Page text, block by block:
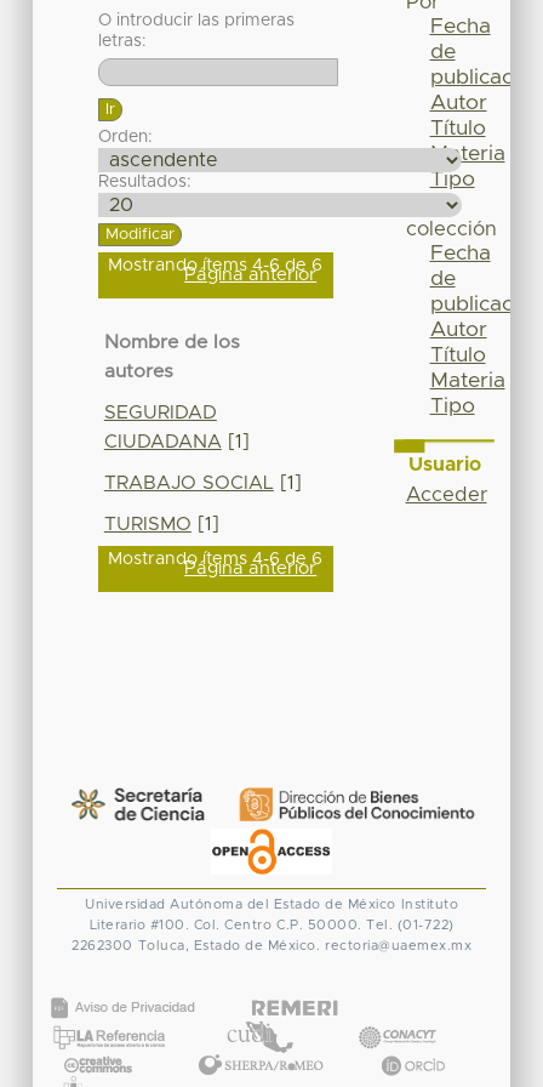
O introducir las primeras
letras:
Orden:
Resultados:
Mostrando ítems 4-6 de 6
Página anterior
Nombre de los
autores
SEGURIDAD
CIUDADANA [1]
TRABAJO SOCIAL [1]
TURISMO [1]
Mostrando ítems 4-6 de 6
Página anterior
Fecha
de
publicación
Autor
Título
Materia
Tipo
colección
Fecha
de
publicación
Autor
Título
Materia
Tipo
Usuario
Acceder
Universidad Autónoma del Estado de México
Instituto
Literario #100. Col. Centro C.P. 50000. Tel. (01-722)
2262300 Toluca, Estado de México. rectoria@uaemex.mx